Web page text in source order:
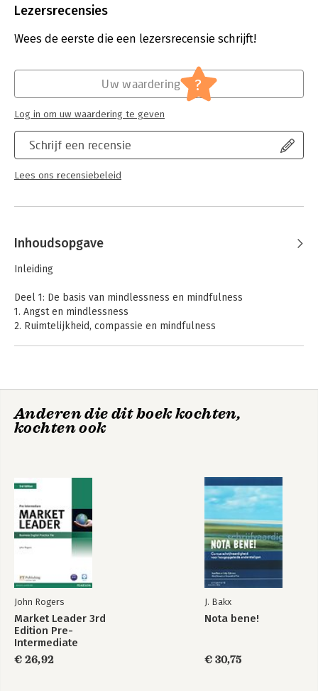
leven. Thomas Roberts laat je stap voor stap ervaren wat
en negatieve illusies kleiner door oefeningen. Zo kom je terug
Aantal pagina's:
Druk:
1
Persoonlijke effectiviteit
Lezersrecensies
Wees de eerste die een lezersrecensie schrijft!
Schrijf een recensie
Lees ons recensiebeleid
Uw waardering ?
Log in om uw waardering te geven
Inhoudsopgave
Inleiding
Deel 1: De basis van mindlessness en mindfulness
1. Angst en mindlessness
2. Ruimtelijkheid, compassie en mindfulness
6. Gehechtheid
7. Agressie
9. Haikubewustzijn
11. Eerst vanuit je ahrt
Nawoord
Anderen die dit boek kochten,
kochten ook
John Rogers
Market Leader 3rd
Edition Pre-
Intermediate
Practice File &
Practice File CD
€ 26,92
J. Bakx
Nota bene!
€ 30,75